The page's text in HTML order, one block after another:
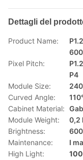
Dettagli del
Product Name:
Pixel Pitch:
P4
Module Size:
Curved Angle:
Cabinet Material:
Module Weight:
0,2
Brightness:
Maintenance:
I
High Light: